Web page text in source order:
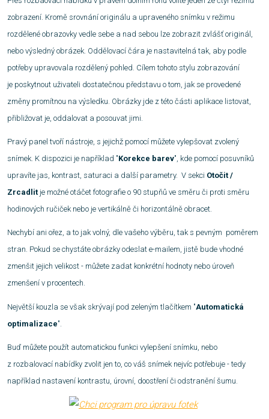
zobrazení. Kromě srovnání originálu a upraveného snímku v režimu
rozdělené obrazovky vedle sebe a nad sebou lze zobrazit zvlášť originál,
nebo výsledný obrázek. Oddělovací čára je nastavitelná tak, aby podle
potřeby upravovala rozdělený pohled. Cílem tohoto stylu zobrazování
je poskytnout uživateli dostatečnou představu o tom, jak se provedené
změny promítnou na výsledku. Obrázky jde z této části aplikace listovat,
přibližovat je, oddalovat a posouvat jimi.
Pravý panel tvoří nástroje, s jejichž pomocí můžete vylepšovat zvolený
snímek. K dispozici je například "Korekce barev", kde pomocí posuvníků
upravíte jas, kontrast, saturaci a další parametry. V sekci Otočit /
Zrcadlit je možné otáčet fotografie o 90 stupňů ve směru či proti směru
hodinových ručiček nebo je vertikálně či horizontálně obracet.
Nechybí ani ořez, a to jak volný, dle vašeho výběru, tak s pevným poměrem
stran. Pokud se chystáte obrázky odeslat e-mailem, jistě bude vhodné
zmenšit jejich velikost - můžete zadat konkrétní hodnoty nebo úroveň
zmenšení v procentech.
Největší kouzla se však skrývají pod zeleným tlačítkem "Automatická
optimalizace".
Buď můžete použít automatickou funkci vylepšení snímku, nebo
z rozbalovací nabídky zvolit jen to, co váš snímek nejvíc potřebuje - tedy
například nastavení kontrastu, úrovní, doostření či odstranění šumu.